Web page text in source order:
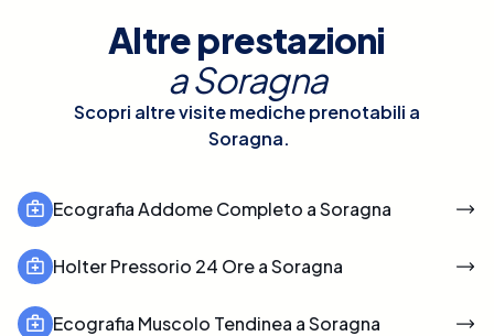
Altre prestazioni
aSoragna
Scopri altre visite mediche prenotabili a
Soragna.
Ecografia Addome Completo a Soragna
Holter Pressorio 24 Ore a Soragna
Ecografia Muscolo Tendinea a Soragna